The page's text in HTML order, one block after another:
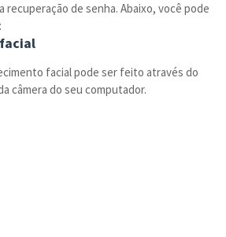
recuperação de senha. Abaixo, você pode
facial pode ser feito através do
câmera do seu computador.